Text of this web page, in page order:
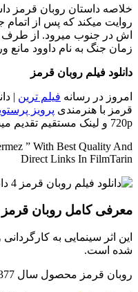
خلاصه داستان روبان قرمز
روایت میکند که پس از
اش در جنوب میرود. از طرف
زمان جنگ به نام داوود مانع
دانلود فیلم روبان قرمز
امروز در رسانه فیلم ترین |
قرمز با هنرمندی پرویز
720p و لینک مستقیم تقدیم میشود..
” With Best Quality And
Direct Links In FilmTarin
معرفی کامل روبان قرمز
این اثر سینمایی به
شده است.
روبان قرمز محصول سال 1377 است.